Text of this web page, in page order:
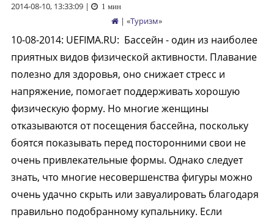
2014-08-10, 13:33:09| 1 мин
| «Туризм»
10-08-2014: UEFIMA.RU: Бассейн - один из наиболее
приятных видов физической активности. Плавание
полезно для здоровья, оно снижает стресс и
напряжение, помогает поддерживать хорошую
физическую форму. Но многие женщины
отказываются от посещения бассейна, поскольку
боятся показывать перед посторонними свои не
очень привлекательные формы. Однако следует
знать, что многие несовершенства фигуры можно
очень удачно скрыть или завуалировать благодаря
правильно подобранному купальнику. Если